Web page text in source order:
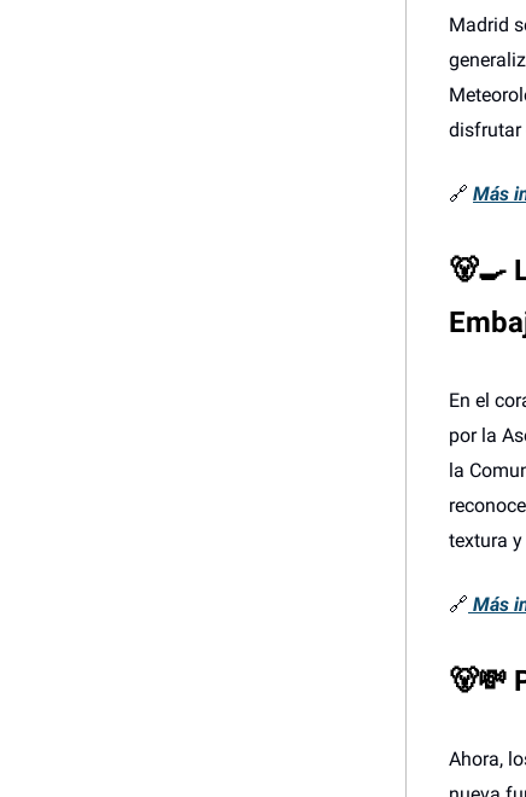
Madrid
disfrutar
🔗 Más
🐻🍳
En el
por la
la
textura
🔗 Más
🐻💸
Ahora,